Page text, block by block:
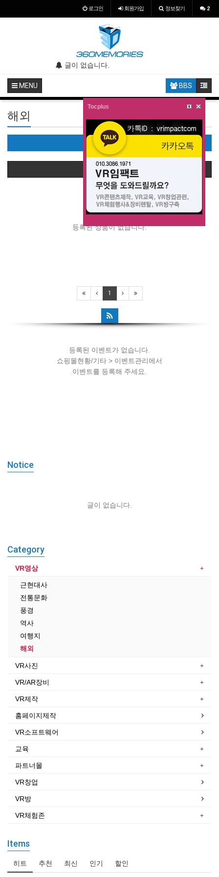
로그인 회원가입 정보찾기 2
글이 없습니다.
MENU BBS
해외
해외(0)
상품정렬
등록된 상품이 없습니다.
1
등록된 이벤트가 없습니다.
쇼핑몰현황/기타 > 이벤트관리에서
이벤트를 등록해 주세요.
등록된 이벤트가 없습니다.
쇼핑몰현황/기타 > 이벤트관리에서
이벤트를 등록해 주세요.
Notice
글이 없습니다.
Category
VR영상
근현대사
전통문화
풍경
역사
여행지
해외
VR사진
VR/AR장비
VR제작
홈페이지제작
VR소프트웨어
교육
파트너몰
VR창업
VR방
VR체험존
Items
히트 추천 최신 인기 할인
Tocplus